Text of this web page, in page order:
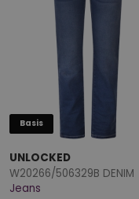
Basis
UNLOCKED
W20266/506329B DENIM
Jeans